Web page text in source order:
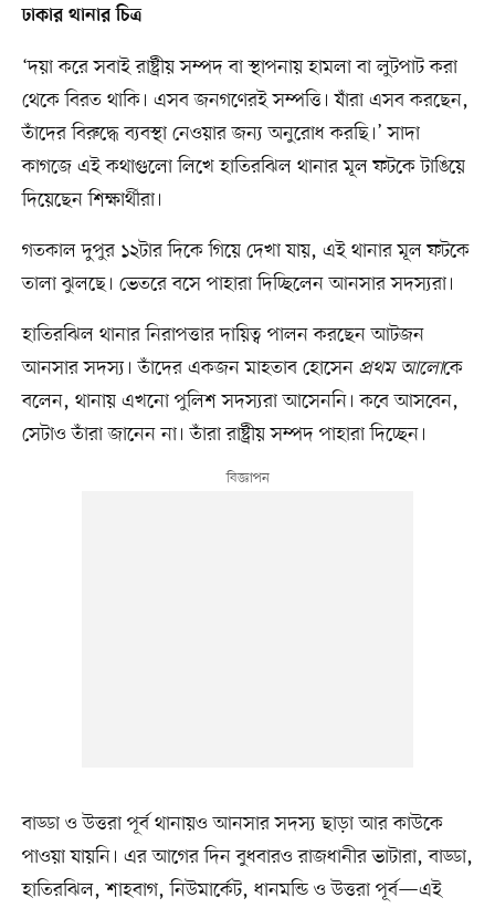
ঢাকার থানার চিত্র
‘দয়া করে সবাই রাষ্ট্রীয় সম্পদ বা স্থাপনায় হামলা বা লুটপাট করা
থেকে বিরত থাকি। এসব জনগণেরই সম্পত্তি। যাঁরা এসব করছেন,
তাঁদের বিরুদ্ধে ব্যবস্থা নেওয়ার জন্য অনুরোধ করছি।’ সাদা
কাগজে এই কথাগুলো লিখে হাতিরঝিল থানার মূল ফটকে টাঙিয়ে
দিয়েছেন শিক্ষার্থীরা।
গতকাল দুপুর ১২টার দিকে গিয়ে দেখা যায়, এই থানার মূল ফটকে
তালা ঝুলছে। ভেতরে বসে পাহারা দিচ্ছিলেন আনসার সদস্যরা।
হাতিরঝিল থানার নিরাপত্তার দায়িত্ব পালন করছেন আটজন
আনসার সদস্য। তাঁদের একজন মাহতাব হোসেন প্রথম আলোকে
বলেন, থানায় এখনো পুলিশ সদস্যরা আসেননি। কবে আসবেন,
সেটাও তাঁরা জানেন না। তাঁরা রাষ্ট্রীয় সম্পদ পাহারা দিচ্ছেন।
বাড্ডা ও উত্তরা পূর্ব থানায়ও আনসার সদস্য ছাড়া আর কাউকে
পাওয়া যায়নি। এর আগের দিন বুধবারও রাজধানীর ভাটারা, বাড্ডা,
হাতিরঝিল, শাহবাগ, নিউমার্কেট, ধানমন্ডি ও উত্তরা পূর্ব—এই